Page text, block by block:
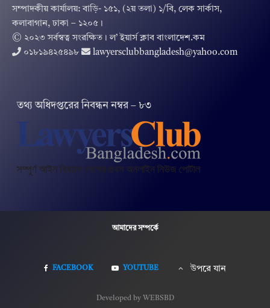
সম্পাদকীয় কার্যালয়: বাড়ি- ১৫১, (২য় তলা) ১/বি, লেক সার্কাস,
কলাবাগান, ঢাকা – ১২০৫।
© ২০২৩ সর্বস্বত্ব সংরক্ষিত । ল’ ইয়ার্স ক্লাব বাংলাদেশ.কম
০১৮১৯৪২৫৪৯৮
lawyersclubbangladesh@yahoo.com
তথ‌্য অ‌ধিদপ্ত‌রের নিবন্ধন নম্বর – ৮৩
আমাদের সম্পর্কে
FACEBOOK YOUTUBE উপরে যান
Developed by WEBSBD